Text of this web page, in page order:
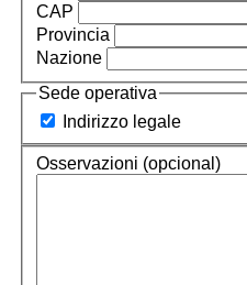
CAP
Provincia
Nazione
Sede operativa
Indirizzo legale
Osservazioni (opcional)